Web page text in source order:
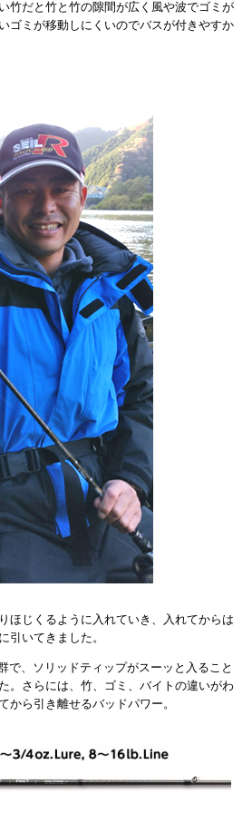
竹だと竹と竹の隙間が広く風や波でゴミが
ゴミが移動しにくいのでバスが付きやすか
ほじくるように入れていき、入れてからは
引いてきました。
で、ソリッドティップがスーッと入ること
。さらには、竹、ゴミ、バイトの違いがわ
ら引き離せるバッドパワー。